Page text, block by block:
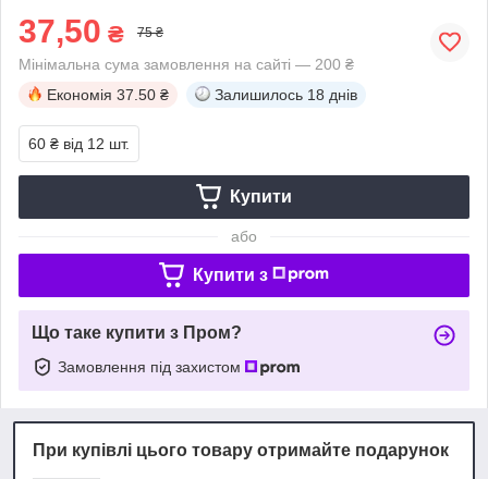
37,50 ₴ 75 ₴
Мінімальна сума замовлення на сайті — 200 ₴
Економія 37.50 ₴ Залишилось 18 днів
60 ₴ від 12 шт.
Купити
або
Купити з
Що таке купити з Пром?
Замовлення під захистом
При купівлі цього товару отримайте подарунок